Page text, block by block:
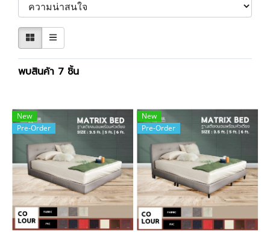
พบสินค้า 7 ชิ้น
New
Pre-Order
New
Pre-Order